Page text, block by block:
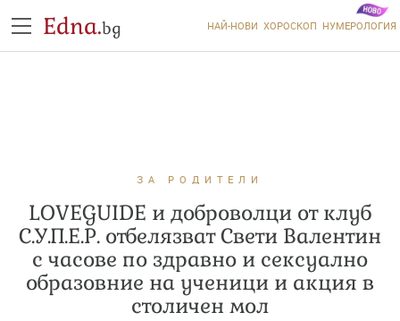
Edna.bg НАЙ-НОВИ ХОРОСКОП НУМЕРОЛОГИЯ
ЗА РОДИТЕЛИ
LOVEGUIDE и доброволци от клуб
С.У.П.Е.Р. отбелязват Свети Валентин
с часове по здравно и сексуално
образовние на ученици и акция в
столичен мол